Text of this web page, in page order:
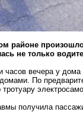
районе
не только
часов вечера у
По
получила